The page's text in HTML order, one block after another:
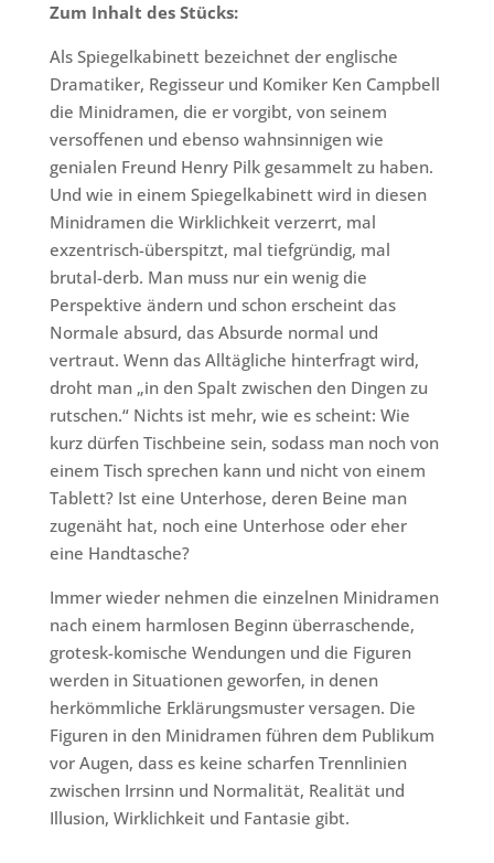
Zum Inhalt des Stücks:
Als Spiegelkabinett bezeichnet der englische
Dramatiker, Regisseur und Komiker Ken Campbell
die Minidramen, die er vorgibt, von seinem
versoffenen und ebenso wahnsinnigen wie
genialen Freund Henry Pilk gesammelt zu haben.
Und wie in einem Spiegelkabinett wird in diesen
Minidramen die Wirklichkeit verzerrt, mal
exzentrisch-überspitzt, mal tiefgründig, mal
brutal-derb. Man muss nur ein wenig die
Perspektive ändern und schon erscheint das
Normale absurd, das Absurde normal und
vertraut. Wenn das Alltägliche hinterfragt wird,
droht man „in den Spalt zwischen den Dingen zu
rutschen.“ Nichts ist mehr, wie es scheint: Wie
kurz dürfen Tischbeine sein, sodass man noch von
einem Tisch sprechen kann und nicht von einem
Tablett? Ist eine Unterhose, deren Beine man
zugenäht hat, noch eine Unterhose oder eher
eine Handtasche?
Immer wieder nehmen die einzelnen Minidramen
nach einem harmlosen Beginn überraschende,
grotesk-komische Wendungen und die Figuren
werden in Situationen geworfen, in denen
herkömmliche Erklärungsmuster versagen. Die
Figuren in den Minidramen führen dem Publikum
vor Augen, dass es keine scharfen Trennlinien
zwischen Irrsinn und Normalität, Realität und
Illusion, Wirklichkeit und Fantasie gibt.